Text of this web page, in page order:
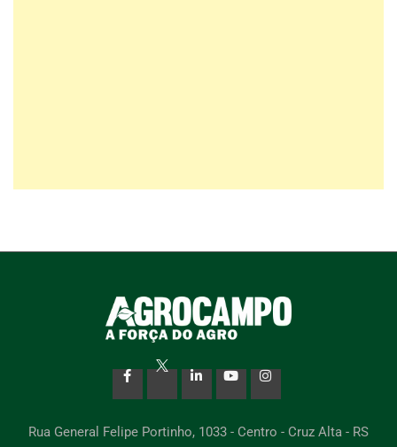
Rua General Felipe Portinho, 1033 - Centro - Cruz Alta - RS